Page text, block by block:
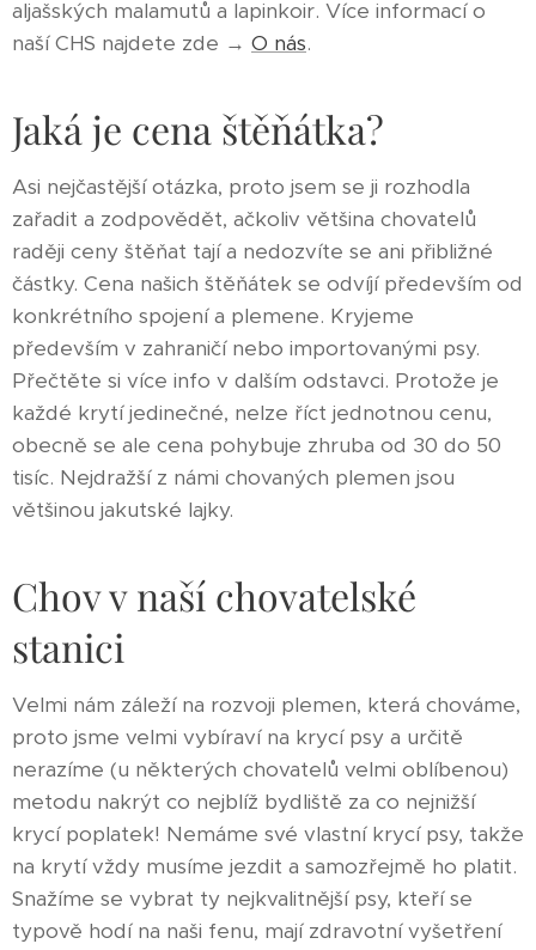
aljašských malamutů a lapinkoir. Více informací o
naší CHS najdete zde → O nás.
Jaká je cena štěňátka?
Asi nejčastější otázka, proto jsem se ji rozhodla
zařadit a zodpovědět, ačkoliv většina chovatelů
raději ceny štěňat tají a nedozvíte se ani přibližné
částky. Cena našich štěňátek se odvíjí především od
konkrétního spojení a plemene. Kryjeme
především v zahraničí nebo importovanými psy.
Přečtěte si více info v dalším odstavci. Protože je
každé krytí jedinečné, nelze říct jednotnou cenu,
obecně se ale cena pohybuje zhruba od 30 do 50
tisíc. Nejdražší z námi chovaných plemen jsou
většinou jakutské lajky.
Chov v naší chovatelské
stanici
Velmi nám záleží na rozvoji plemen, která chováme,
proto jsme velmi vybíraví na krycí psy a určitě
nerazíme (u některých chovatelů velmi oblíbenou)
metodu nakrýt co nejblíž bydliště za co nejnižší
krycí poplatek! Nemáme své vlastní krycí psy, takže
na krytí vždy musíme jezdit a samozřejmě ho platit.
Snažíme se vybrat ty nejkvalitnější psy, kteří se
typově hodí na naši fenu, mají zdravotní vyšetření